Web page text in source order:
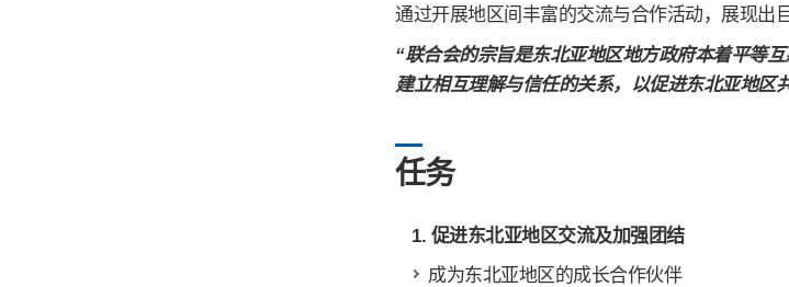
通过开展地区间丰富的交流与合作活动，展现出
“联合会的宗旨是东北亚地区地方政府本着平等
建立相互理解与信任的关系，以促进东北亚地区
任务
1. 促进东北亚地区交流及加强团结
成为东北亚地区的成长合作伙伴